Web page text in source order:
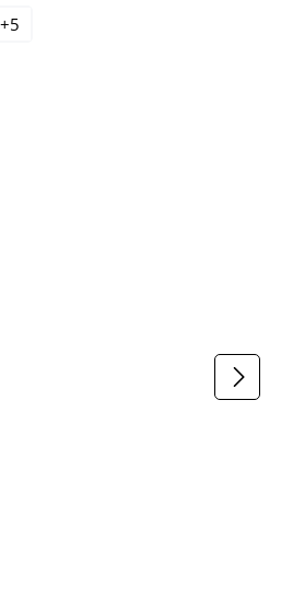
nicht verfügbar.)
+5
zurzeit nicht verfügbar.)